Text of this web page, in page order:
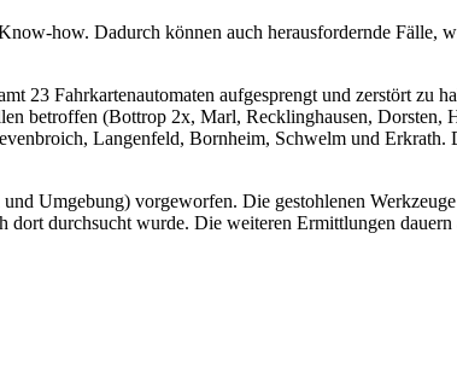
how. Dadurch können auch herausfordernde Fälle,
23 Fahrkartenautomaten aufgesprengt und zerstört zu
betroffen (Bottrop 2x, Marl, Recklinghausen, Dorsten,
Langenfeld, Bornheim, Schwelm und Erkrath.
Umgebung) vorgeworfen. Die gestohlenen
durchsucht wurde. Die weiteren Ermittlungen dauern